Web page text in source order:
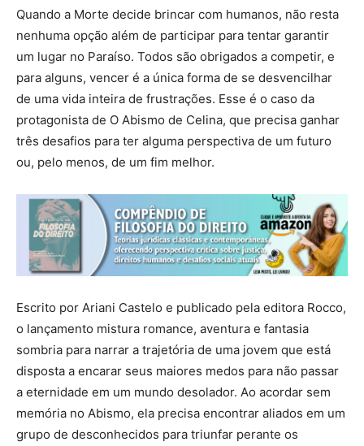
Quando a Morte decide brincar com humanos, não resta
nenhuma opção além de participar para tentar garantir
um lugar no Paraíso. Todos são obrigados a competir, e
para alguns, vencer é a única forma de se desvencilhar
de uma vida inteira de frustrações. Esse é o caso da
protagonista de O Abismo de Celina, que precisa ganhar
três desafios para ter alguma perspectiva de um futuro
ou, pelo menos, de um fim melhor.
Escrito por Ariani Castelo e publicado pela editora Rocco,
o lançamento mistura romance, aventura e fantasia
sombria para narrar a trajetória de uma jovem que está
disposta a encarar seus maiores medos para não passar
a eternidade em um mundo desolador. Ao acordar sem
memória no Abismo, ela precisa encontrar aliados em um
grupo de desconhecidos para triunfar perante os